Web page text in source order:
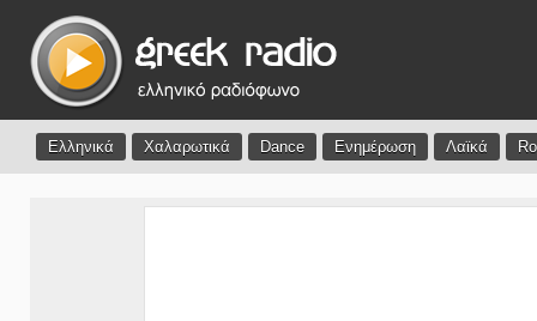
Ελληνικά Χαλαρωτικά Dance Ενημέρωση Λαϊκά